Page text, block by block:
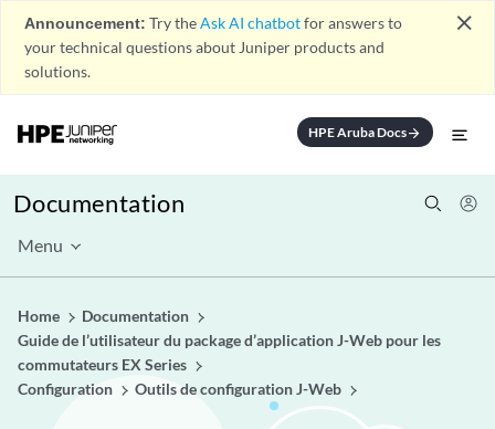
Announcement: Try theAsk AI chatbotfor answers to
your technical questions about Juniper products and
solutions.
close
HPE Aruba Docsarrow_forward
Documentation
Menu
Home
Documentation
Guide de l’utilisateur du package d’application J-Web pour les
commutateurs EX Series
Configuration
Outils de configuration J-Web